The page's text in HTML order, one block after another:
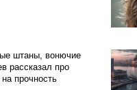
штаны, вонючие
рассказал про
прочность